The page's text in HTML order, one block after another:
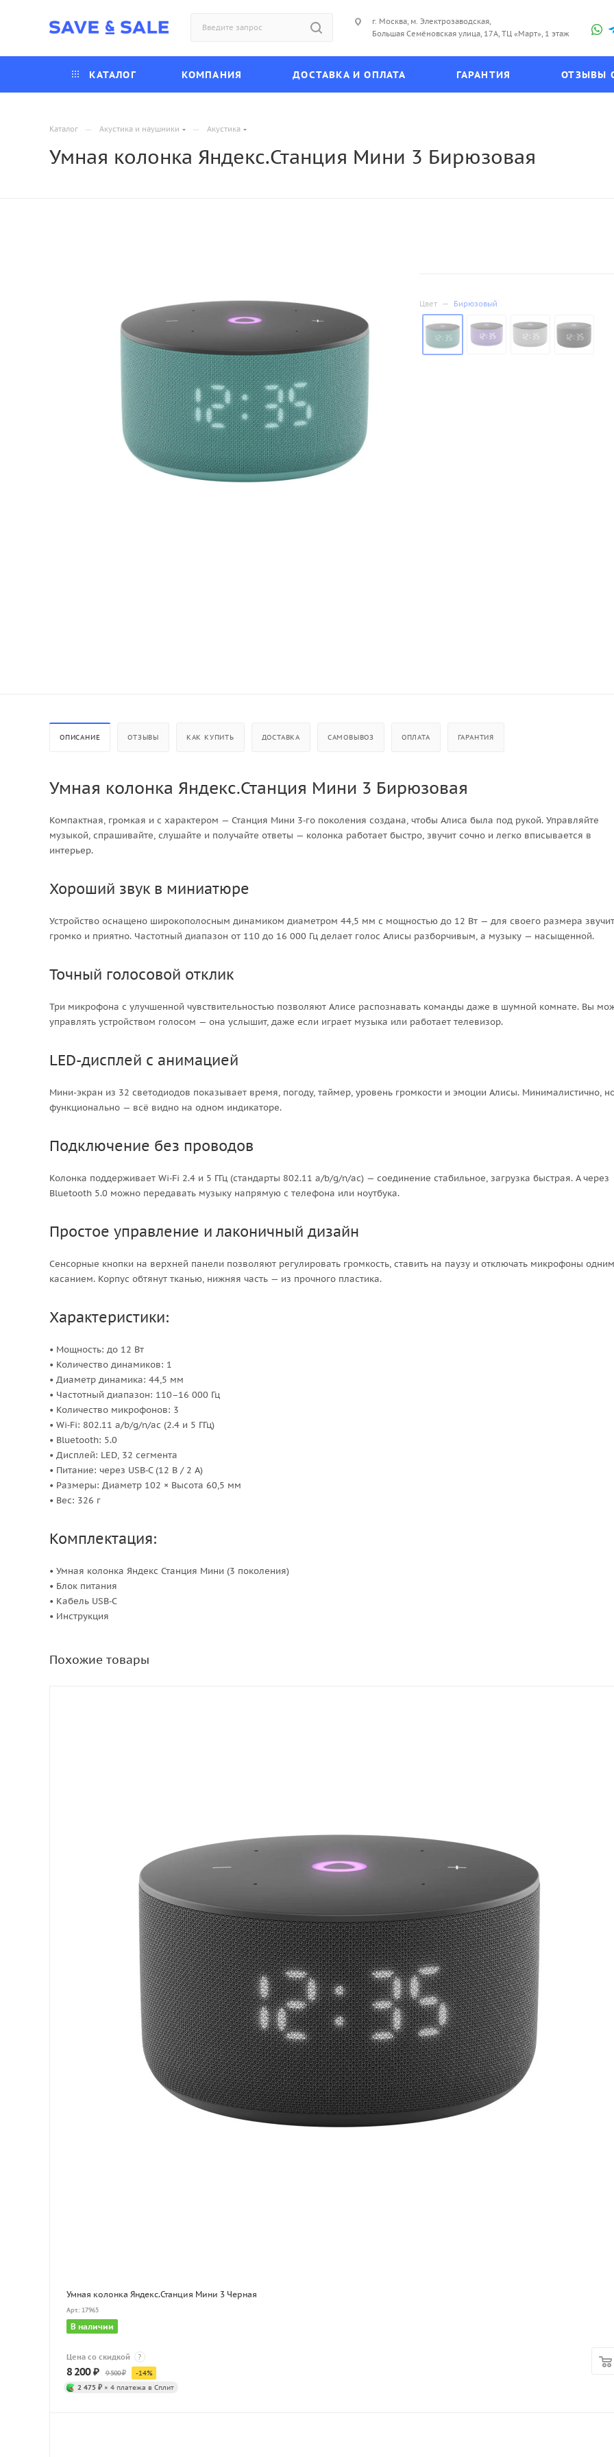
г. Москва, м. Электрозаводская,
Большая Семёновская улица, 17А, ТЦ «Март», 1 этаж
КАТАЛОГ КОМПАНИЯ ДОСТАВКА И ОПЛАТА ГАРАНТИЯ ОТЗЫВЫ
Каталог — Акустика и наушники — Акустика
Умная колонка Яндекс.Станция Мини 3 Бирюзовая
Цвет —
Бирюзовый
ОПИСАНИЕ ОТЗЫВЫ КАК КУПИТЬ ДОСТАВКА САМОВЫВОЗ ОПЛАТА ГАРАНТИЯ
Умная колонка Яндекс.Станция Мини 3 Бирюзовая
Компактная, громкая и с характером — Станция Мини 3‑го поколения создана, чтобы Алиса была под рукой. Управляйте
музыкой, спрашивайте, слушайте и получайте ответы — колонка работает быстро, звучит сочно и легко вписывается в
интерьер.
Хороший звук в миниатюре
Устройство оснащено широкополосным динамиком диаметром 44,5 мм с мощностью до 12 Вт — для своего размера звучит
громко и приятно. Частотный диапазон от 110 до 16 000 Гц делает голос Алисы разборчивым, а музыку — насыщенной.
Точный голосовой отклик
Три микрофона с улучшенной чувствительностью позволяют Алисе распознавать команды даже в шумной комнате. Вы
управлять устройством голосом — она услышит, даже если играет музыка или работает телевизор.
LED-дисплей с анимацией
Мини-экран из 32 светодиодов показывает время, погоду, таймер, уровень громкости и эмоции Алисы. Минималистично,
функционально — всё видно на одном индикаторе.
Подключение без проводов
Колонка поддерживает Wi‑Fi 2.4 и 5 ГГц (стандарты 802.11 a/b/g/n/ac) — соединение стабильное, загрузка быстрая. А через
Bluetooth 5.0 можно передавать музыку напрямую с телефона или ноутбука.
Простое управление и лаконичный дизайн
Сенсорные кнопки на верхней панели позволяют регулировать громкость, ставить на паузу и отключать микрофоны одним
касанием. Корпус обтянут тканью, нижняя часть — из прочного пластика.
Характеристики:
• Мощность: до 12 Вт
• Количество динамиков: 1
• Диаметр динамика: 44,5 мм
• Частотный диапазон: 110–16 000 Гц
• Количество микрофонов: 3
• Wi‑Fi: 802.11 a/b/g/n/ac (2.4 и 5 ГГц)
• Bluetooth: 5.0
• Дисплей: LED, 32 сегмента
• Питание: через USB‑C (12 В / 2 А)
• Размеры: Диаметр 102 × Высота 60,5 мм
• Вес: 326 г
Комплектация:
• Умная колонка Яндекс Станция Мини (3 поколения)
• Блок питания
• Кабель USB‑C
• Инструкция
Похожие товары
Умная колонка Яндекс.Станция Мини 3 Черная
Арт.: 17965
В наличии
Цена со скидкой ?
8 200₽ 9 500₽ -14%
2 475 ₽ × 4 платежа в Сплит